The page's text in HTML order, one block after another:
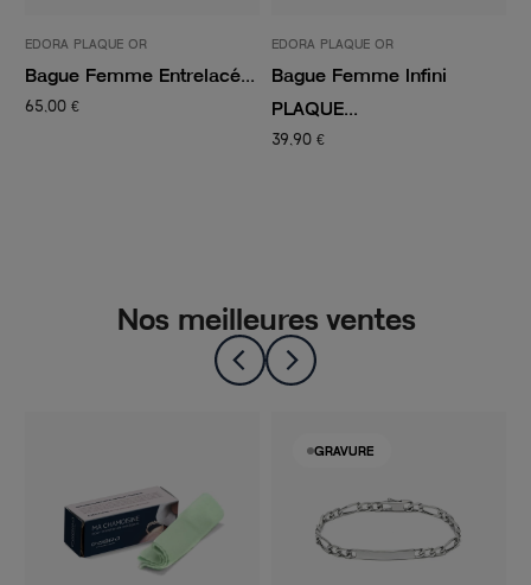
EDORA PLAQUE OR
Bague Femme Entrelacé...
65,00 €
EDORA PLAQUE OR
Bague Femme Infini
PLAQUE...
39,90 €
Nos meilleures ventes
GRAVURE